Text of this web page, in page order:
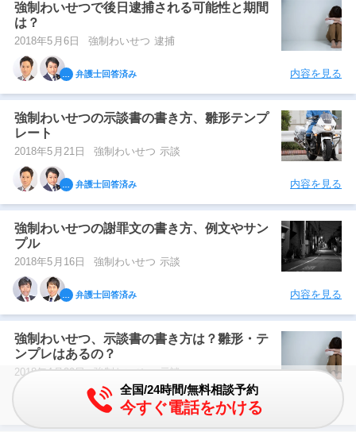
強制わいせつで後日逮捕される可能性と期間
は？
2018年5月6日 強制わいせつ 逮捕
弁護士回答済み 内容を見る
強制わいせつの示談書の書き方、雛形テンプ
レート
2018年5月21日 強制わいせつ 示談
弁護士回答済み 内容を見る
強制わいせつの謝罪文の書き方、例文やサン
プル
2018年5月16日 強制わいせつ 示談
弁護士回答済み 内容を見る
強制わいせつ、示談書の書き方は？雛形・テ
ンプレはあるの？
2018年4月29日 強制わいせつ 示談
弁護士回答済み
全国/24時間/無料相談予約
今すぐ電話をかける